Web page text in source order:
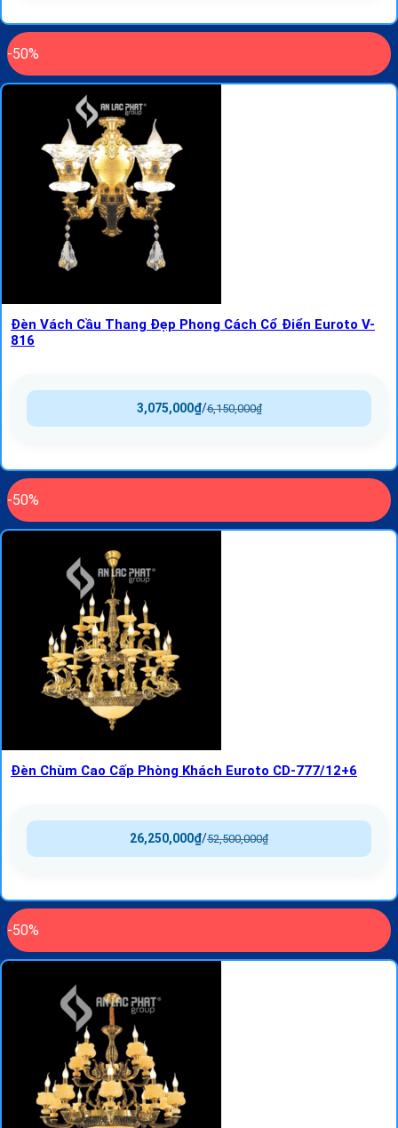
-50%
Đèn Vách Cầu Thang Đẹp Phong Cách Cổ Điển Euroto V-
816
6,150,000₫
/
3,075,000₫
-50%
Đèn Chùm Cao Cấp Phòng Khách Euroto CD-777/12+6
52,500,000₫
/
26,250,000₫
-50%